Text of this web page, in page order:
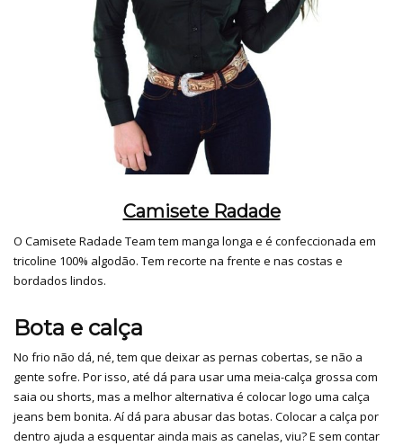
Camisete Radade
O Camisete Radade Team tem manga longa e é confeccionada em
tricoline 100% algodão. Tem recorte na frente e nas costas e
bordados lindos.
Bota e calça
No frio não dá, né, tem que deixar as pernas cobertas, se não a
gente sofre. Por isso, até dá para usar uma meia-calça grossa com
saia ou shorts, mas a melhor alternativa é colocar logo uma calça
jeans bem bonita. Aí dá para abusar das botas. Colocar a calça por
dentro ajuda a esquentar ainda mais as canelas, viu? E sem contar